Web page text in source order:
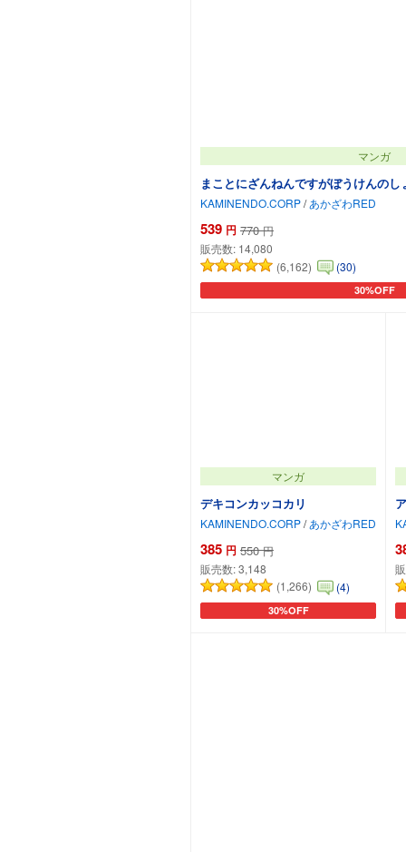
マンガ
まことにざんねんですがぼうけんの
KAMINENDO.CORP/ あかざわRED
539 円 770 円
販売数: 14,080
(6,162)
(30)
30%OFF
カートに追
マンガ
デキコンカッコカリ
KAMINENDO.CORP/ あかざわRED
385 円 550 円
販売数:3,148
(1,266)
(4)
30%OFF
カートに追加